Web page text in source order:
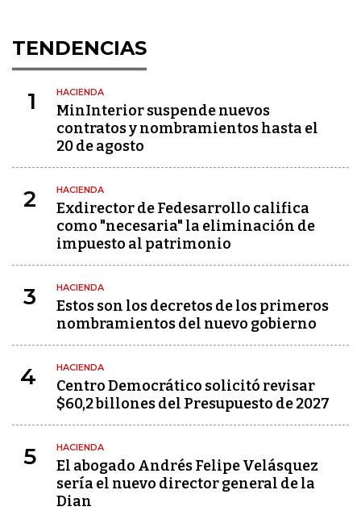
TENDENCIAS
1 HACIENDA
MinInterior suspende nuevos
contratos y nombramientos hasta el
20 de agosto
2 HACIENDA
Exdirector de Fedesarrollo califica
como "necesaria" la eliminación de
impuesto al patrimonio
3 HACIENDA
Estos son los decretos de los primeros
nombramientos del nuevo gobierno
4 HACIENDA
Centro Democrático solicitó revisar
$60,2 billones del Presupuesto de 2027
5 HACIENDA
El abogado Andrés Felipe Velásquez
sería el nuevo director general de la
Dian